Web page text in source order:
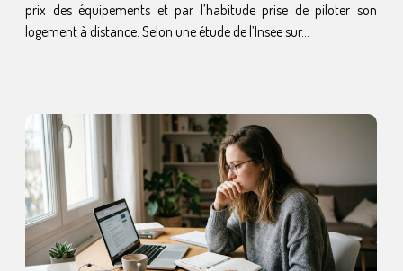
prix des équipements et par l’habitude prise de piloter son
logement à distance. Selon une étude de l’Insee sur...